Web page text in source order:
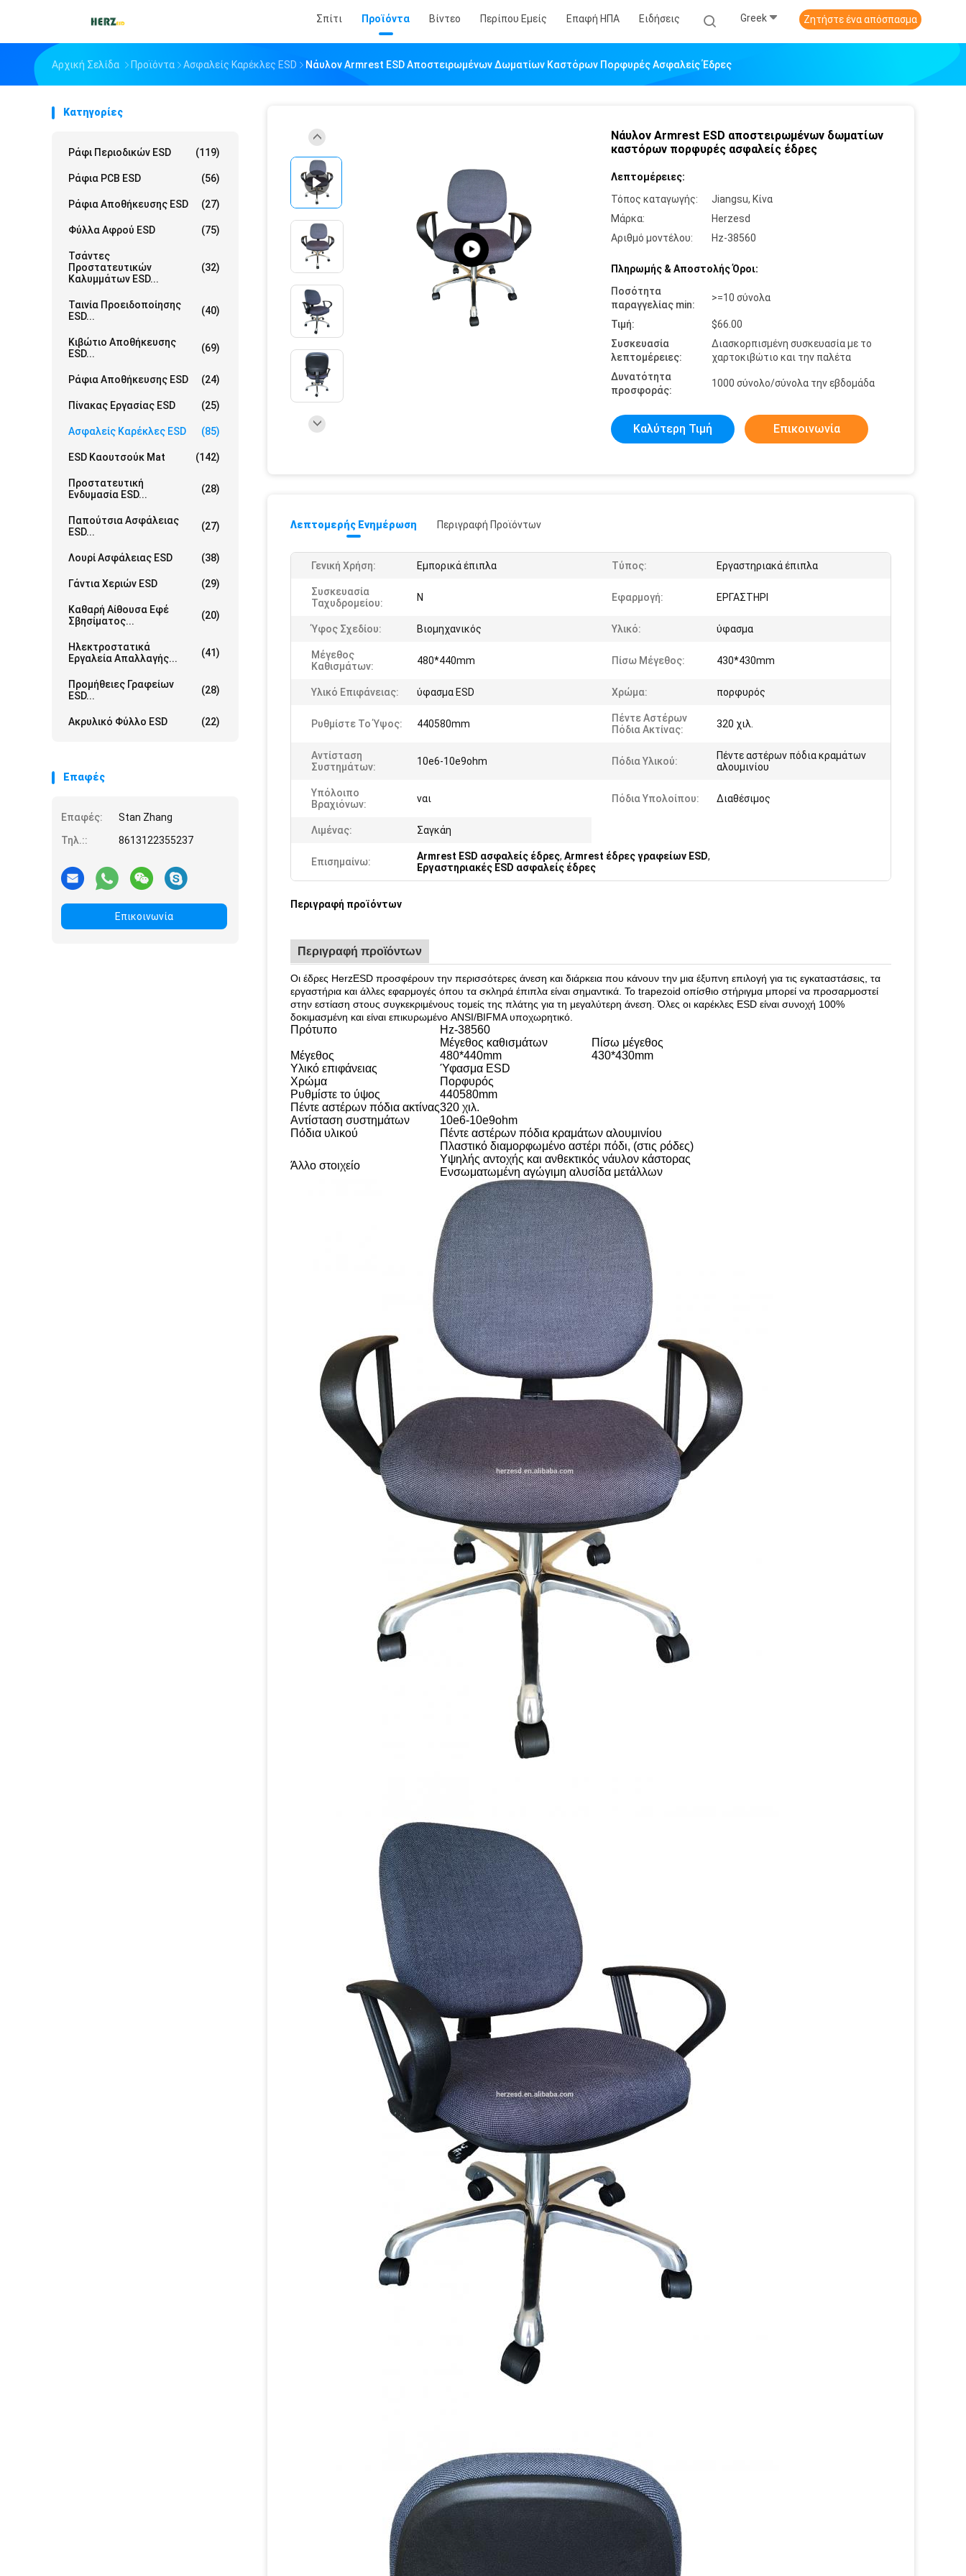
Σπίτι Προϊόντα Βίντεο Περίπου Εμείς Επαφή ΗΠΑ Ειδήσεις Greek Ζητήστε ένα απόσπασμα
Αρχική Σελίδα Προϊόντα Ασφαλείς Καρέκλες ESD Νάυλον Armrest ESD Αποστειρωμένων Δωματίων Καστόρων Πορφυρές Ασφαλείς Έδρες
Κατηγορίες
Ράφι Περιοδικών ESD (119)
Ράφια PCB ESD (56)
Ράφια Αποθήκευσης ESD (27)
Φύλλα Αφρού ESD (75)
Τσάντες
Προστατευτικών
Καλυμμάτων ESD...
(32)
Ταινία Προειδοποίησης
ESD...
(40)
Κιβώτιο Αποθήκευσης
ESD...
(69)
Ράφια Αποθήκευσης ESD (24)
Πίνακας Εργασίας ESD (25)
Ασφαλείς Καρέκλες ESD (85)
ESD Καουτσούκ Mat (142)
Προστατευτική
Ενδυμασία ESD...
(28)
Παπούτσια Ασφάλειας
ESD...
(27)
Λουρί Ασφάλειας ESD (38)
Γάντια Χεριών ESD (29)
Καθαρή Αίθουσα Εφέ
Σβησίματος...
(20)
Ηλεκτροστατικά
Εργαλεία Απαλλαγής...
(41)
Προμήθειες Γραφείων
ESD...
(28)
Ακρυλικό Φύλλο ESD (22)
Επαφές
Επαφές:
Stan Zhang
Τηλ.::
8613122355237
Επικοινωνία
Νάυλον Armrest ESD αποστειρωμένων δωματίων
καστόρων πορφυρές ασφαλείς έδρες
Λεπτομέρειες:
Τόπος καταγωγής:
Jiangsu, Κίνα
Μάρκα:
Herzesd
Αριθμό μοντέλου:
Hz-38560
Πληρωμής & Αποστολής Όροι:
Ποσότητα
παραγγελίας min:
>=10 σύνολα
Τιμή:
$66.00
Συσκευασία
λεπτομέρειες:
Διασκορπισμένη συσκευασία με το
χαρτοκιβώτιο και την παλέτα
Δυνατότητα
προσφοράς:
1000 σύνολο/σύνολα την εβδομάδα
Καλύτερη Τιμή Επικοινωνία
Λεπτομερής Ενημέρωση Περιγραφή Προϊόντων
Γενική Χρήση: Εμπορικά έπιπλα Τύπος: Εργαστηριακά έπιπλα
Συσκευασία
Ταχυδρομείου:
Ν Εφαρμογή: ΕΡΓΑΣΤΗΡΙ
Ύφος Σχεδίου: Βιομηχανικός Υλικό: ύφασμα
Μέγεθος
Καθισμάτων:
480*440mm Πίσω Μέγεθος: 430*430mm
Υλικό Επιφάνειας: ύφασμα ESD Χρώμα: πορφυρός
Ρυθμίστε Το Ύψος: 440580mm
Πέντε Αστέρων
Πόδια Ακτίνας:
320 χιλ.
Αντίσταση
Συστημάτων:
10e6-10e9ohm Πόδια Υλικού:
Πέντε αστέρων πόδια κραμάτων
αλουμινίου
Υπόλοιπο
Βραχιόνων:
ναι Πόδια Υπολοίπου: Διαθέσιμος
Λιμένας: Σαγκάη
Επισημαίνω: Armrest ESD ασφαλείς έδρες, Armrest έδρες γραφείων ESD,
Εργαστηριακές ESD ασφαλείς έδρες
Περιγραφή προϊόντων
Περιγραφή προϊόντων
Οι έδρες HerzESD προσφέρουν την περισσότερες άνεση και διάρκεια που κάνουν την μια έξυπνη επιλογή για τις εγκαταστάσεις, τα
εργαστήρια και άλλες εφαρμογές όπου τα σκληρά έπιπλα είναι σημαντικά. Το trapezoid οπίσθιο στήριγμα μπορεί να προσαρμοστεί
στην εστίαση στους συγκεκριμένους τομείς της πλάτης για τη μεγαλύτερη άνεση. Όλες οι καρέκλες ESD είναι συνοχή 100%
δοκιμασμένη και είναι επικυρωμένο ANSI/BIFMA υποχωρητικό.
Πρότυπο Hz-38560
Μέγεθος
Μέγεθος καθισμάτων
Πίσω μέγεθος
480*440mm
430*430mm
Υλικό επιφάνειας
Ύφασμα ESD
Χρώμα
Πορφυρός
Ρυθμίστε το ύψος
440580mm
Πέντε αστέρων πόδια ακτίνας320 χιλ.
Αντίσταση συστημάτων
10e6-10e9ohm
Πόδια υλικού
Πέντε αστέρων πόδια κραμάτων αλουμινίου
Άλλο στοιχείο
Πλαστικό διαμορφωμένο αστέρι πόδι, (στις ρόδες)
Υψηλής αντοχής και ανθεκτικός νάυλον κάστορας
Ενσωματωμένη αγώγιμη αλυσίδα μετάλλων